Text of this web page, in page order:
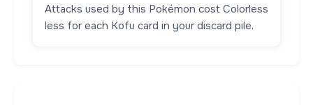
Attacks used by this Pokémon cost Colorless
less for each Kofu card in your discard pile.